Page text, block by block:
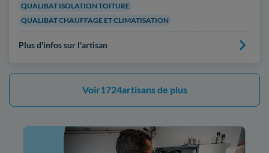
QUALIBAT ISOLATION TOITURE
QUALIBAT CHAUFFAGE ET CLIMATISATION
Plus d'infos sur l'artisan
Voir1724artisans de plus